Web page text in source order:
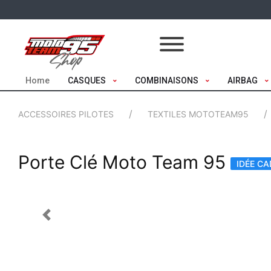
Home CASQUES COMBINAISONS AIRBAG
ACCESSOIRES PILOTES TEXTILES MOTOTEAM95
Porte Clé Moto Team 95 IDÉE
Previous